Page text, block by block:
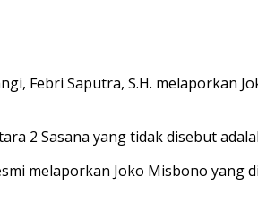
Febri Saputra, S.H. melaporkan
2 Sasana yang tidak disebut
melaporkan Joko Misbono yang